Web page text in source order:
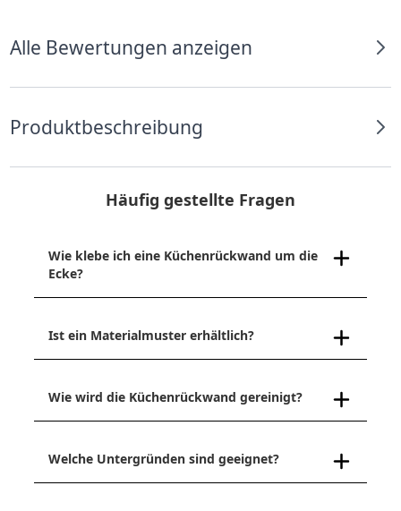
Alle Bewertungen anzeigen
Produktbeschreibung
Häufig gestellte Fragen
Wie klebe ich eine Küchenrückwand um die
Ecke?
Ist ein Materialmuster erhältlich?
Wie wird die Küchenrückwand gereinigt?
Welche Untergründen sind geeignet?